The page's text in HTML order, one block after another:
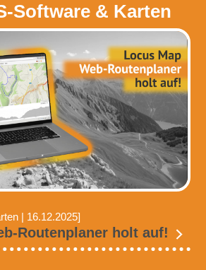
Software & Karten
| 16.12.2025]
Routenplaner holt auf!